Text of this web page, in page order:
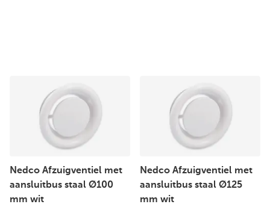
Nedco Afzuigventiel met
aansluitbus staal Ø100
mm wit
Nedco Afzuigventiel met
aansluitbus staal Ø125
mm wit